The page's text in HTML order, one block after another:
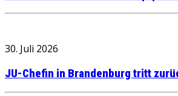
30. Juli 2026
JU-Chefin in Brandenburg tritt